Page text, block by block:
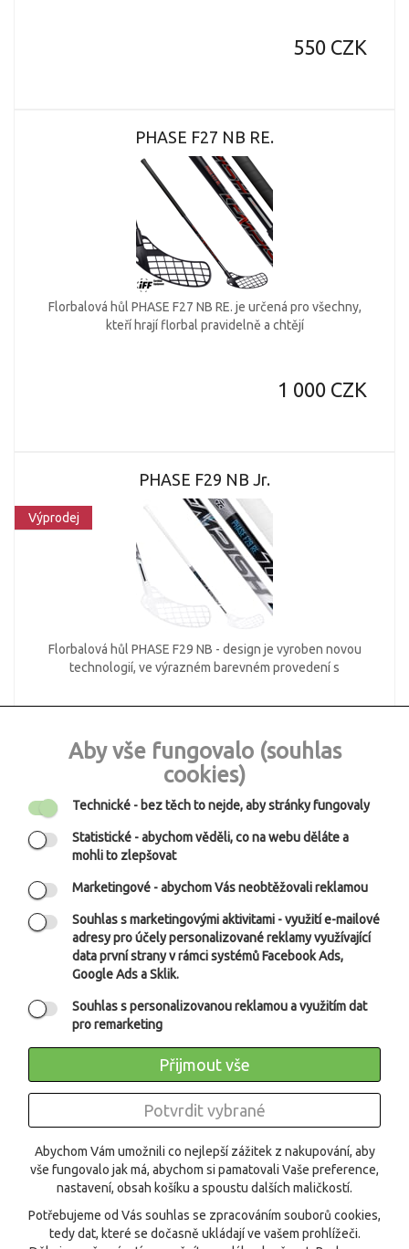
Aby vše fungovalo (souhlas
cookies)
Abychom Vám umožnili co nejlepší zážitek z nakupování, aby
vše fungovalo jak má, abychom si pamatovali Vaše preference,
nastavení, obsah košíku a spoustu dalších maličkostí.
Potřebujeme od Vás souhlas se zpracováním souborů cookies,
tedy dat, které se dočasně ukládají ve vašem prohlížeči.
Technické - bez těch to nejde, aby stránky fungovaly
Statistické - abychom věděli, co na webu děláte a
mohli to zlepšovat
Marketingové - abychom Vás neobtěžovali reklamou
Souhlas s marketingovými aktivitami - využití e-mailové
adresy pro účely personalizované reklamy využívající
data první strany v rámci systémů Facebook Ads,
Google Ads a Sklik.
Souhlas s personalizovanou reklamou a využitím dat
pro remarketing
Potvrdit vybrané
Přijmout vše
550 CZK
PHASE F27 NB RE.
Florbalová hůl PHASE F27 NB RE. je určená pro všechny,
kteří hrají florbal pravidelně a chtějí
1 000 CZK
Výprodej
PHASE F29 NB Jr.
Florbalová hůl PHASE F29 NB - design je vyroben novou
technologií, ve výrazném barevném provedení s
profesionálních florbalových holí řady NATIVE. Tento
O FIRMĚ
NEWSLETTER